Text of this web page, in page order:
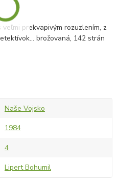
prekvapivým rozuzlením, z
brožovaná, 142 strán
Naše Vojsko
1984
4
Lipert Bohumil